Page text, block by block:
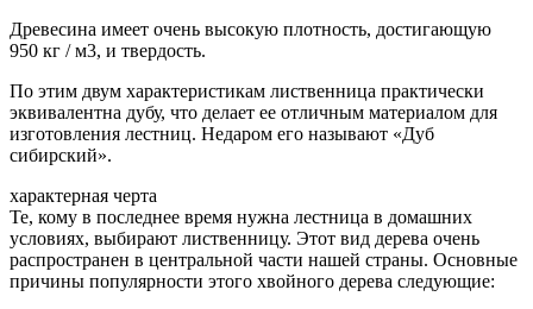
Древесина имеет очень высокую плотность, достигающую
950 кг / м3, и твердость.
По этим двум характеристикам лиственница практически
эквивалентна дубу, что делает ее отличным материалом для
изготовления лестниц. Недаром его называют «Дуб
сибирский».
характерная черта
Те, кому в последнее время нужна лестница в домашних
условиях, выбирают лиственницу. Этот вид дерева очень
распространен в центральной части нашей страны. Основные
причины популярности этого хвойного дерева следующие: